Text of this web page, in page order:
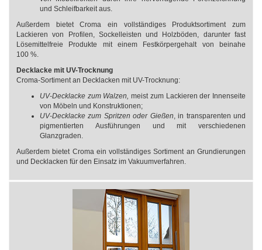
und Schleifbarkeit aus.
Außerdem bietet Croma ein vollständiges Produktsortiment zum
Lackieren von Profilen, Sockelleisten und Holzböden, darunter fast
Lösemittelfreie Produkte mit einem Festkörpergehalt von beinahe
100 %.
Decklacke mit UV-Trocknung
Croma-Sortiment an Decklacken mit UV-Trocknung:
UV-Decklacke zum Walzen,meist zum Lackieren der Innenseite
von Möbeln und Konstruktionen;
UV-Decklacke zum Spritzen oder Gießen, in transparenten und
pigmentierten Ausführungen und mit verschiedenen
Glanzgraden.
Außerdem bietet Croma ein vollständiges Sortiment an Grundierungen
und Decklacken für den Einsatz im Vakuumverfahren.